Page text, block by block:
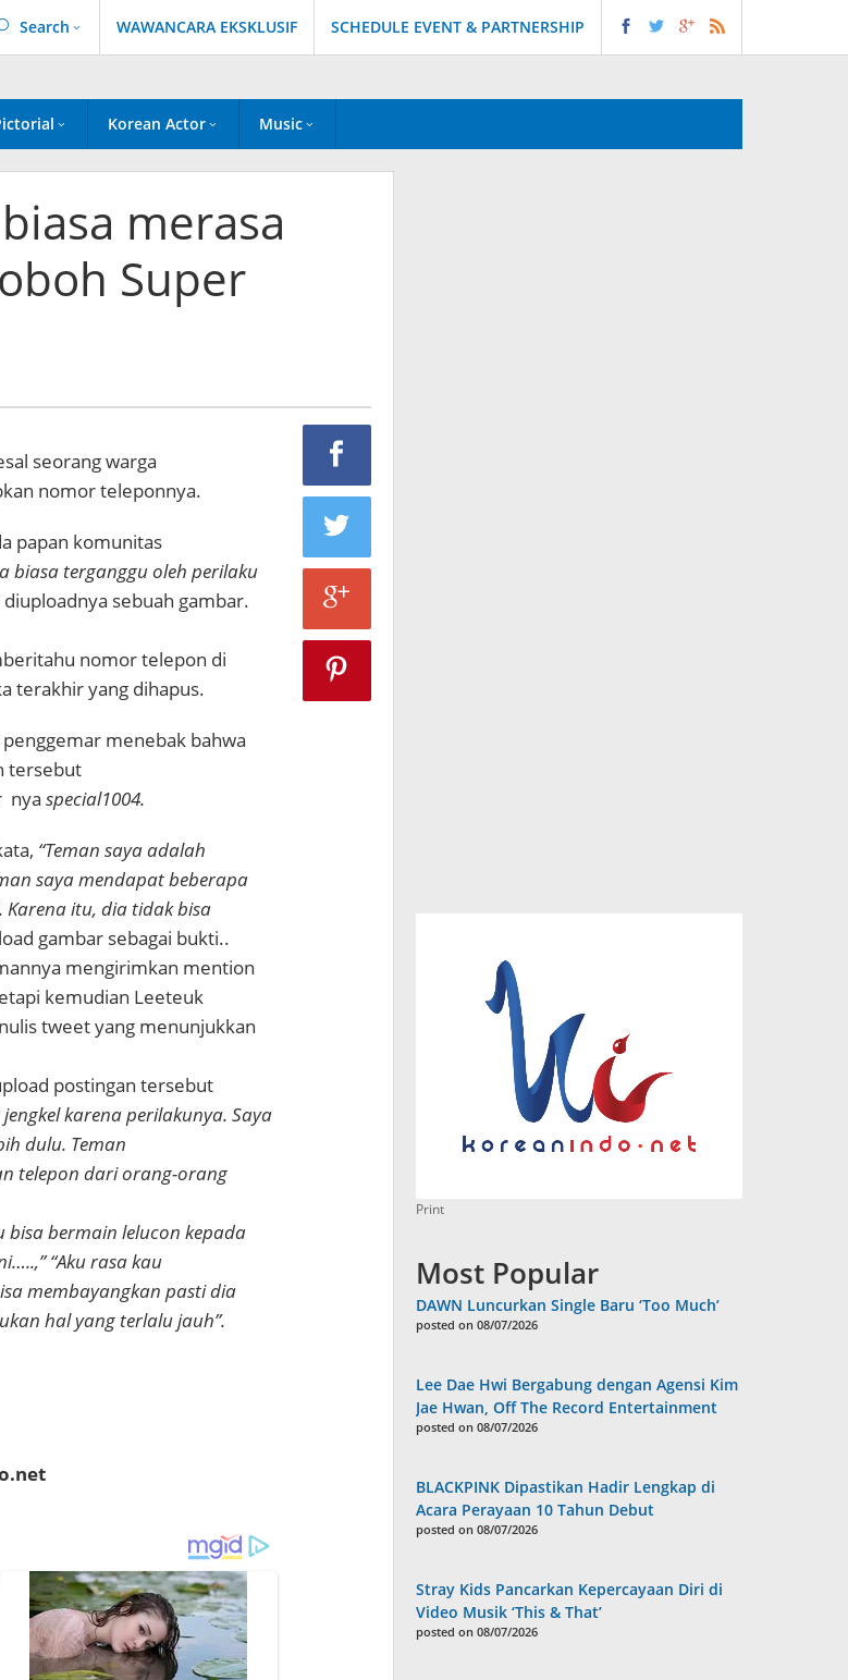
Search WAWANCARA EKSKLUSIF SCHEDULE EVENT & PARTNERSHIP
Korean Actor Music
merasa
Super
seorang warga
nomor teleponnya.
papan komunitas
biasa terganggu oleh perilaku
sebuah gambar.
nomor telepon di
terakhir yang dihapus.
menebak bahwa
tersebut
nya special1004.
“Teman saya adalah
saya mendapat beberapa
itu, dia tidak bisa
gambar sebagai bukti..
mengirimkan mention
kemudian Leeteuk
tweet yang menunjukkan
postingan tersebut
karena perilakunya. Saya
dulu. Teman
telepon dari orang-orang
bisa bermain lelucon kepada
“Aku rasa kau
membayangkan pasti dia
hal yang terlalu jauh”.
Print
Most Popular
DAWN Luncurkan Single Baru ‘Too Much’
posted on 08/07/2026
Lee Dae Hwi Bergabung dengan Agensi Kim
Jae Hwan, Off The Record Entertainment
posted on 08/07/2026
BLACKPINK Dipastikan Hadir Lengkap di
Acara Perayaan 10 Tahun Debut
posted on 08/07/2026
Stray Kids Pancarkan Kepercayaan Diri di
Video Musik ‘This & That’
posted on 08/07/2026